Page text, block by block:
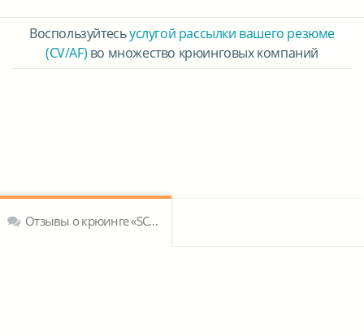
Воспользуйтесьуслугой рассылки вашего резюме
(CV/AF) во множество крюинговых компаний
Отзывы о крюинге «SCANMAR MARITIME SERVICES, INC.»